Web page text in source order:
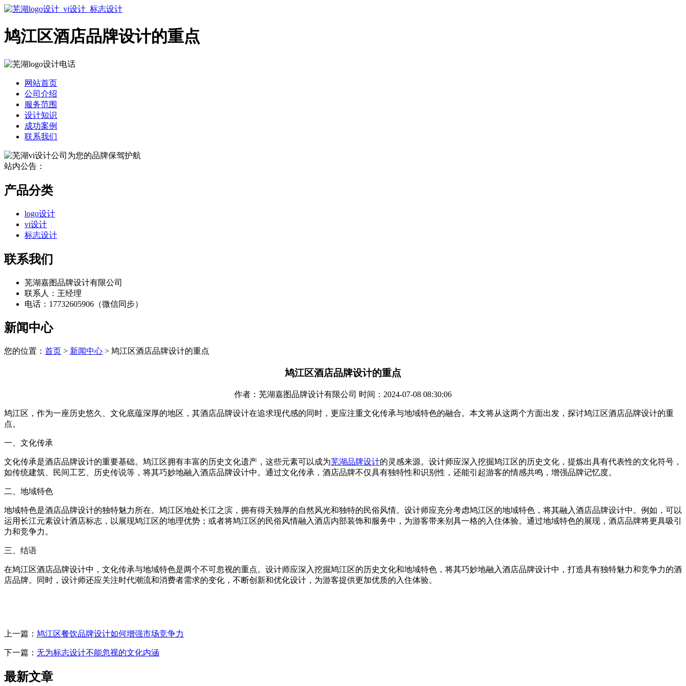
鸠江区酒店品牌设计的重点
网站首页
公司介绍
服务范围
设计知识
成功案例
联系我们
站内公告：
产品分类
logo设计
vi设计
标志设计
联系我们
芜湖嘉图品牌设计有限公司
联系人：王经理
电话：17732605906（微信同步）
新闻中心
您的位置： 首页 > 新闻中心 > 鸠江区酒店品牌设计的重点
鸠江区酒店品牌设计的重点
作者：芜湖嘉图品牌设计有限公司 时间：2024-07-08 08:30:06
鸠江区，作为一座历史悠久、文化底蕴深厚的地区，其酒店品牌设计在追求现代感的同时，更应注重文化传承与地域特色的融合。本文将从这两个方面出发，探讨鸠江区酒店品牌设计的重
点。
一、文化传承
文化传承是酒店品牌设计的重要基础。鸠江区拥有丰富的历史文化遗产，这些元素可以成为芜湖品牌设计的灵感来源。设计师应深入挖掘鸠江区的历史文化，提炼出具有代表性的文化符号，
如传统建筑、民间工艺、历史传说等，将其巧妙地融入酒店品牌设计中。通过文化传承，酒店品牌不仅具有独特性和识别性，还能引起游客的情感共鸣，增强品牌记忆度。
二、地域特色
地域特色是酒店品牌设计的独特魅力所在。鸠江区地处长江之滨，拥有得天独厚的自然风光和独特的民俗风情。设计师应充分考虑鸠江区的地域特色，将其融入酒店品牌设计中。例如，可以
运用长江元素设计酒店标志，以展现鸠江区的地理优势；或者将鸠江区的民俗风情融入酒店内部装饰和服务中，为游客带来别具一格的入住体验。通过地域特色的展现，酒店品牌将更具吸引
力和竞争力。
三、结语
在鸠江区酒店品牌设计中，文化传承与地域特色是两个不可忽视的重点。设计师应深入挖掘鸠江区的历史文化和地域特色，将其巧妙地融入酒店品牌设计中，打造具有独特魅力和竞争力的酒
店品牌。同时，设计师还应关注时代潮流和消费者需求的变化，不断创新和优化设计，为游客提供更加优质的入住体验。
上一篇： 鸠江区餐饮品牌设计如何增强市场竞争力
下一篇： 无为标志设计不能忽视的文化内涵
最新文章